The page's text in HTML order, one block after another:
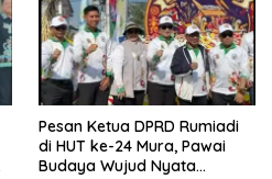
Pesan Ketua DPRD Rumiadi
di HUT ke-24 Mura, Pawai
Budaya Wujud Nyata